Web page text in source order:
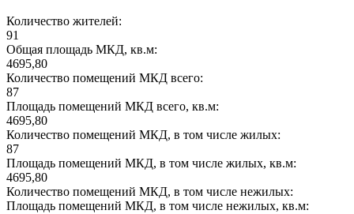
Количество жителей:
91
Общая площадь МКД, кв.м:
4695,80
Количество помещений МКД всего:
87
Площадь помещений МКД всего, кв.м:
4695,80
Количество помещений МКД, в том числе жилых:
87
Площадь помещений МКД, в том числе жилых, кв.м:
4695,80
Количество помещений МКД, в том числе нежилых:
Площадь помещений МКД, в том числе нежилых, кв.м: